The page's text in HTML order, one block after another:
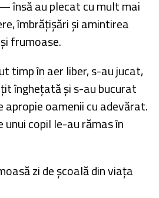
însă au plecat cu mult mai
îmbrățișări și amintirea
frumoase.
timp în aer liber, s-au jucat,
înghețată și s-au bucurat
apropie oamenii cu adevărat.
copil le-au rămas în
zi de școală din viața